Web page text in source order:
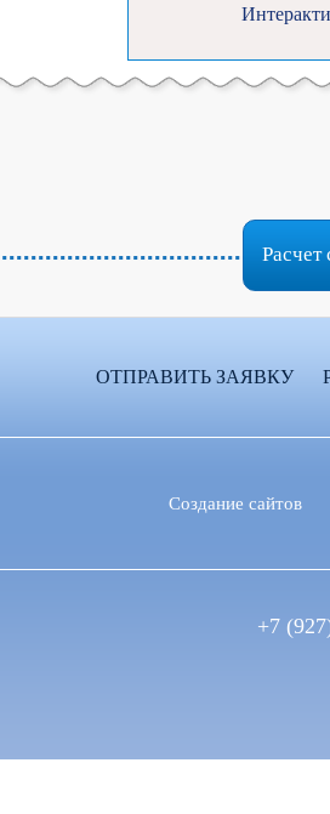
Расчет
ОТПРАВИТЬ ЗАЯВКУ
Создание сайтов
+7